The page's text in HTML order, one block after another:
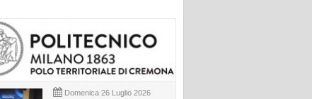
Domenica 26 Luglio 2026